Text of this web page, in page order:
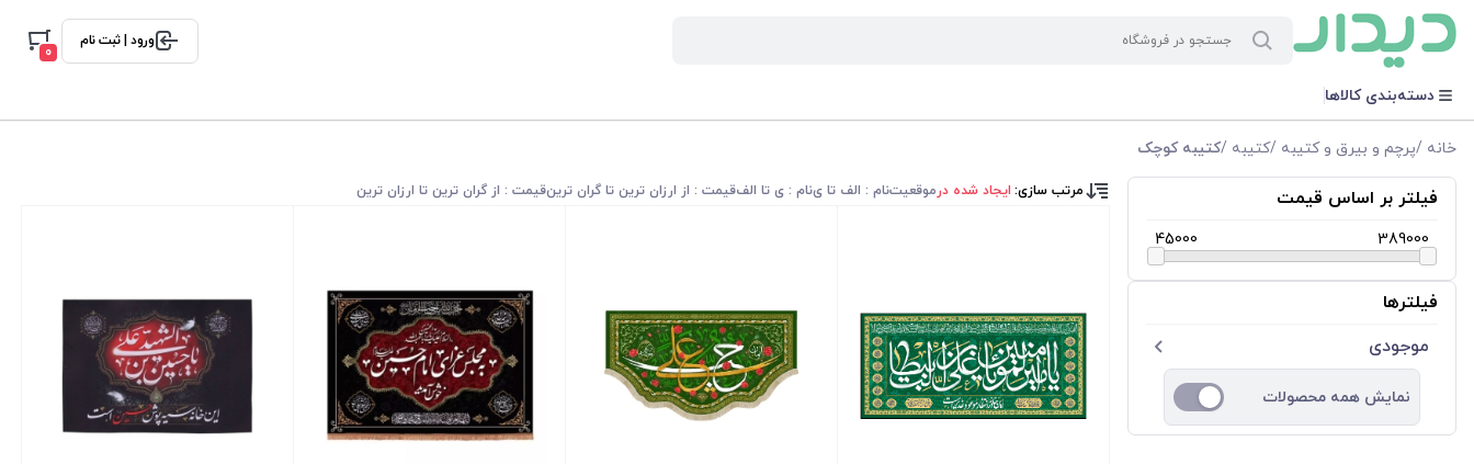
ورود | ثبت نام
0
دسته‌بندی کالاها
خانه /پرچم و بیرق و کتیبه /کتیبه /کتیبه کوچک
فیلتر بر اساس قیمت
45000 389000
فیلترها
موجودی
نمایش همه محصولات
مرتب سازی: ایجاد شده درموقعیتنام : الف تا ینام : ی تا الفقیمت : از ارزان ترین تا گران ترینقیمت : از گران ترین تا ارزان ترین